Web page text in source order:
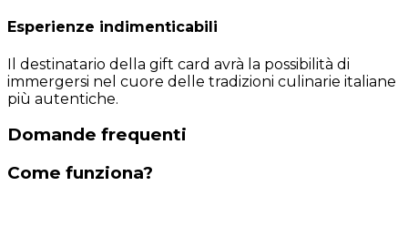
Esperienze indimenticabili
Il destinatario della gift card avrà la possibilità di
immergersi nel cuore delle tradizioni culinarie italiane
più autentiche.
Domande frequenti
Come funziona?